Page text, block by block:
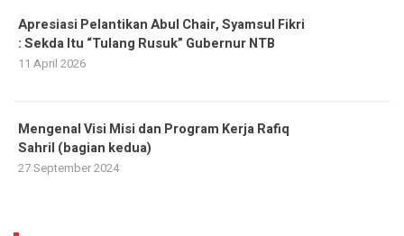
Apresiasi Pelantikan Abul Chair, Syamsul Fikri
: Sekda Itu “Tulang Rusuk” Gubernur NTB
11 April 2026
Mengenal Visi Misi dan Program Kerja Rafiq
Sahril (bagian kedua)
27 September 2024